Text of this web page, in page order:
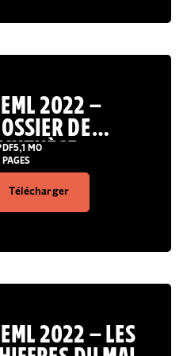
2022 –
DE
5,1 MO
Télécharger
2022 – LES